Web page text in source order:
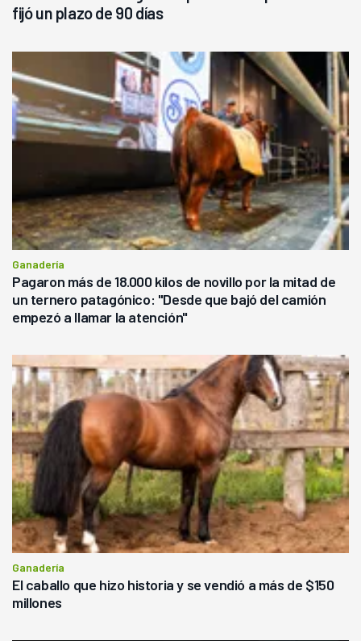
fijó un plazo de 90 días
Ganadería
Pagaron más de 18.000 kilos de novillo por la mitad de
un ternero patagónico: "Desde que bajó del camión
empezó a llamar la atención"
Ganadería
El caballo que hizo historia y se vendió a más de $150
millones